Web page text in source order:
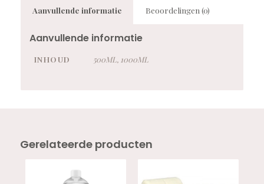
Aanvullende informatie Beoordelingen (0)
Aanvullende informatie
INHOUD 500ML, 1000ML
Gerelateerde producten